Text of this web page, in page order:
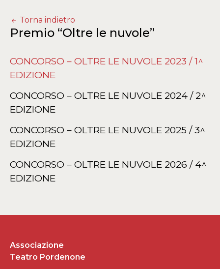
Torna indietro
Premio “Oltre le nuvole”
CONCORSO – OLTRE LE NUVOLE 2023 / 1^
EDIZIONE
CONCORSO – OLTRE LE NUVOLE 2024 / 2^
EDIZIONE
CONCORSO – OLTRE LE NUVOLE 2025 / 3^
EDIZIONE
CONCORSO – OLTRE LE NUVOLE 2026 / 4^
EDIZIONE
Associazione
Teatro Pordenone